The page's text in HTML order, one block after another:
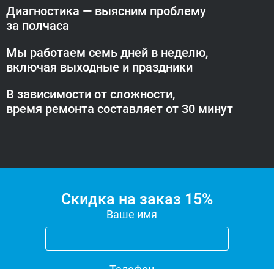
Диагностика — выясним проблему
за полчаса
Мы работаем семь дней в неделю,
включая выходные и праздники
В зависимости от сложности,
время ремонта составляет от 30 минут
Скидка на заказ 15%
Ваше имя